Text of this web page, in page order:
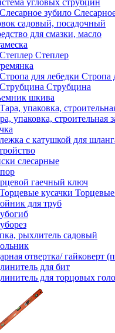
угловых струбцин
садовый, посадочный
для смазки, масло
Степлер
Стропа
Струбцина
шкива
упаковка, строительная
с катушкой для
слесарные
гаечный ключ
Торцевые
для труб
рыхлитель садовый
отвертка/ гайковерт
для бит
для торцовых